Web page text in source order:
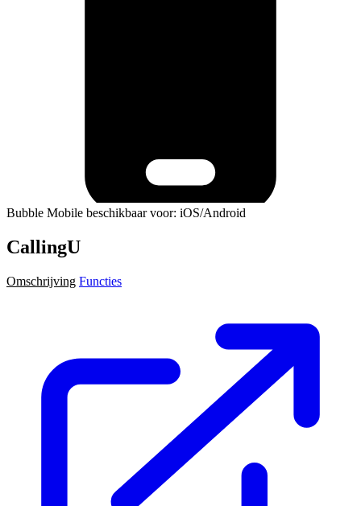
Bubble Mobile beschikbaar voor: iOS/Android
CallingU
Omschrijving Functies